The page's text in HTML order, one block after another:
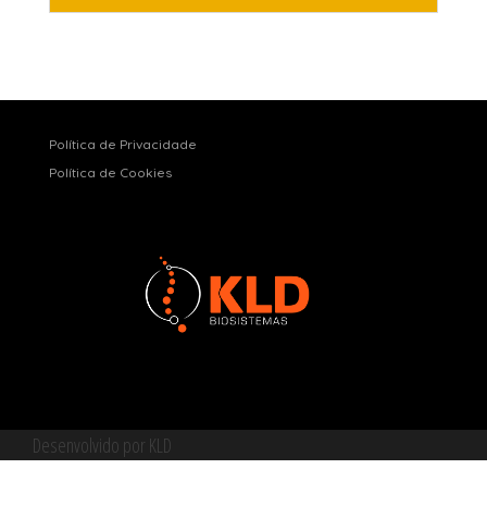
Política de Privacidade
Política de Cookies
Desenvolvido por KLD